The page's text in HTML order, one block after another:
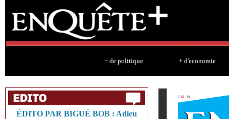
+ de politique + d'economie
ÉDITO PAR BIGUÉ BOB : Adieu